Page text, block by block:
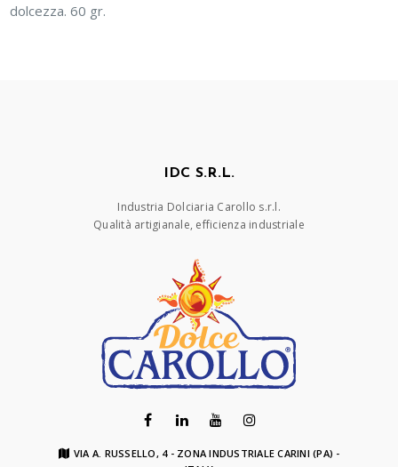
dolcezza. 60 gr.
IDC S.R.L.
Industria Dolciaria Carollo s.r.l.
Qualità artigianale, efficienza industriale
VIA A. RUSSELLO, 4 - ZONA INDUSTRIALE CARINI (PA) -